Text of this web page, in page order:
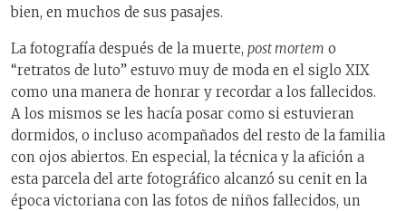
bien, en muchos de sus pasajes.
La fotografía después de la muerte, post mortem o
“retratos de luto” estuvo muy de moda en el siglo XIX
como una manera de honrar y recordar a los fallecidos.
A los mismos se les hacía posar como si estuvieran
dormidos, o incluso acompañados del resto de la familia
con ojos abiertos. En especial, la técnica y la afición a
esta parcela del arte fotográfico alcanzó su cenit en la
época victoriana con las fotos de niños fallecidos, un